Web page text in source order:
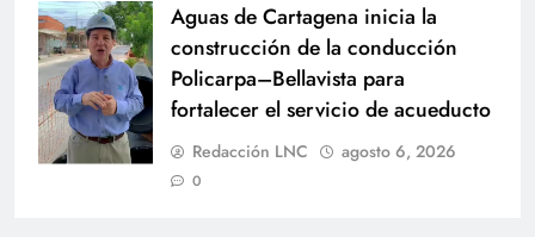
Aguas de Cartagena inicia la
construcción de la conducción
Policarpa–Bellavista para
fortalecer el servicio de acueducto
Redacción LNC agosto 6, 2026
0